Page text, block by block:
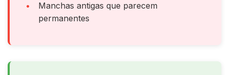
Manchas antigas que parecem
permanentes